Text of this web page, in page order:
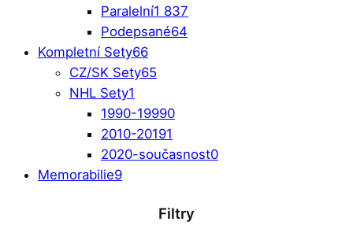
Paralelní1 837
Podepsané64
Kompletní Sety66
CZ/SK Sety65
NHL Sety1
1990-19990
2010-20191
2020-současnost0
Memorabilie9
Filtry